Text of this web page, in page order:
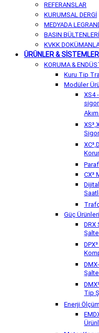
REFERANSLAR
KURUMSAL DERGİ
MEDYADA
BASIN BÜLTENLERİ
KVKK
ÜRÜNLER & SİSTEMLER
KORUMA &
Kuru Tip
Modüler
XS4
CX³
Güç Ürünleri
Tip
Enerji